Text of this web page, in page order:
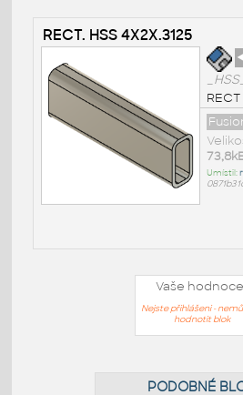
RECT. HSS 4X2X.3125
RECT
Umístil:
Vaše
Nejste přihlášeni -
hodnotit blok